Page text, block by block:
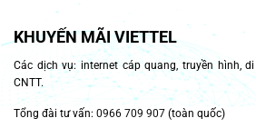
KHUYẾN MÃI VIETTEL
Các dịch vụ: internet cáp quang, truyền hình,
CNTT.
Tổng đài tư vấn: 0966 709 907 (toàn quốc)